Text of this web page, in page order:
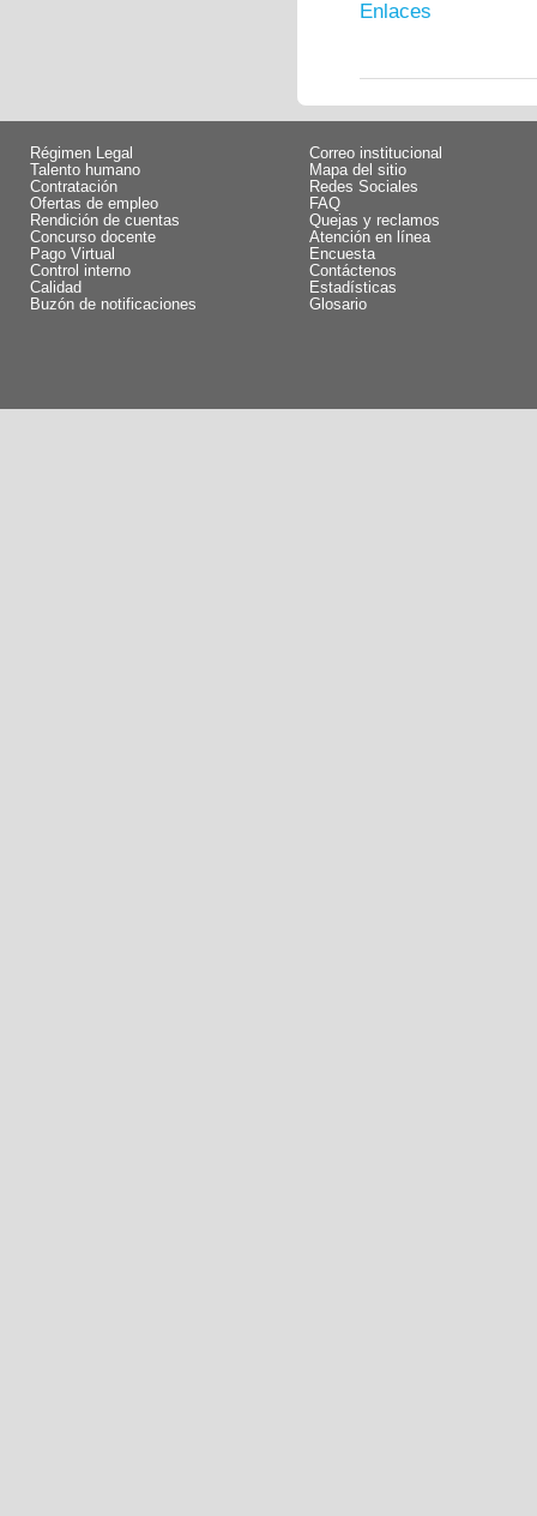
Enlaces
Régimen Legal
Talento humano
Contratación
Ofertas de empleo
Rendición de cuentas
Concurso docente
Pago Virtual
Control interno
Calidad
Buzón de notificaciones
Correo institucional
Mapa del sitio
Redes Sociales
FAQ
Quejas y reclamos
Atención en línea
Encuesta
Contáctenos
Estadísticas
Glosario